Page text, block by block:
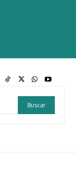
Buscar